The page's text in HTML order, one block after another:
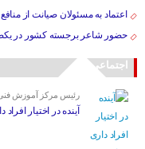
اعتماد به مسئولان صیانت از
حضور شاعر برجسته کشور در
اجتماعی
رئیس مرکز آموزش فنی
آینده در اختیار